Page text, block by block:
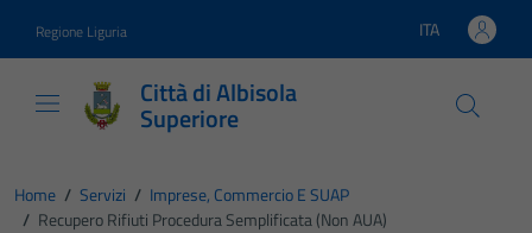
Regione Liguria Lingua attiva:
ITA
Città di Albisola
Superiore
Home / Servizi / Imprese, Commercio E SUAP
/ Recupero Rifiuti Procedura Semplificata (non AUA)